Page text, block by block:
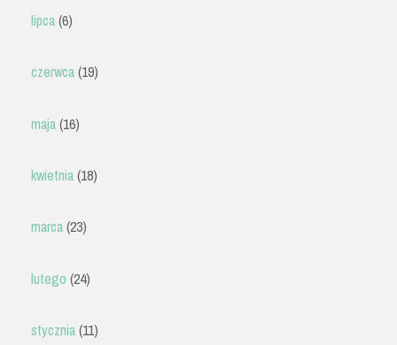
lipca(6)
czerwca(19)
maja(16)
kwietnia(18)
marca(23)
lutego (24)
stycznia(11)